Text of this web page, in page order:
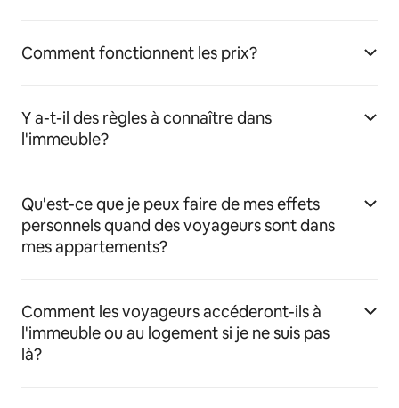
Comment fonctionnent les prix?
Y a-t-il des règles à connaître dans
l'immeuble?
Qu'est-ce que je peux faire de mes effets
personnels quand des voyageurs sont dans
mes appartements?
Comment les voyageurs accéderont-ils à
l'immeuble ou au logement si je ne suis pas
là?